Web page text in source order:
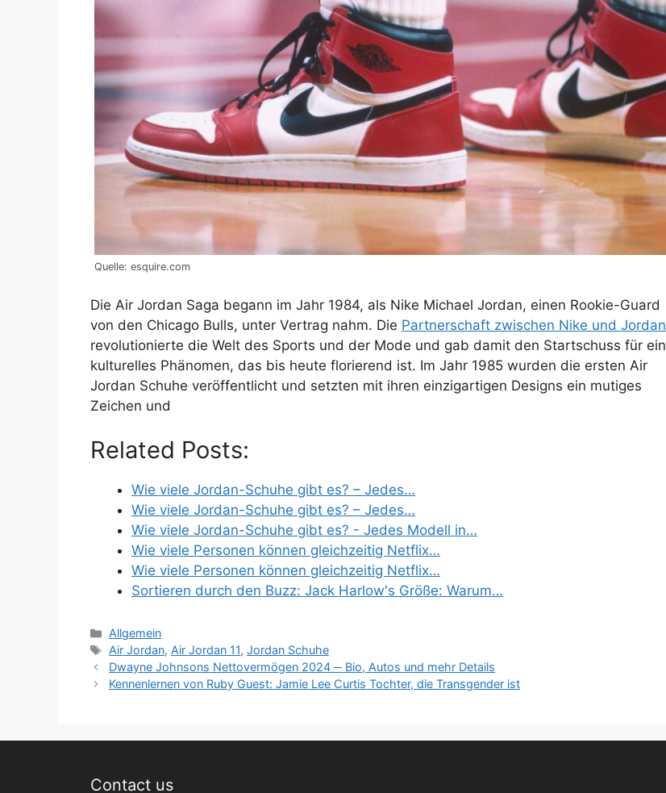
Quelle: esquire.com
Die Air Jordan Saga begann im Jahr 1984, als Nike Michael Jordan, einen Rookie-Guard
von den Chicago Bulls, unter Vertrag nahm. Die Partnerschaft zwischen Nike und Jordan
revolutionierte die Welt des Sports und der Mode und gab damit den Startschuss für ein
kulturelles Phänomen, das bis heute florierend ist. Im Jahr 1985 wurden die ersten Air
Jordan Schuhe veröffentlicht und setzten mit ihren einzigartigen Designs ein mutiges
Zeichen und
Related Posts:
Wie viele Jordan-Schuhe gibt es? – Jedes…
Wie viele Jordan-Schuhe gibt es? – Jedes…
Wie viele Jordan-Schuhe gibt es? - Jedes Modell in…
Wie viele Personen können gleichzeitig Netflix…
Wie viele Personen können gleichzeitig Netflix…
Sortieren durch den Buzz: Jack Harlow's Größe: Warum…
Categories
Allgemein
Tags
Air Jordan, Air Jordan 11,Jordan Schuhe
Dwayne Johnsons Nettovermögen 2024 ─ Bio, Autos und mehr Details
Kennenlernen von Ruby Guest: Jamie Lee Curtis Tochter, die Transgender ist
Contact us